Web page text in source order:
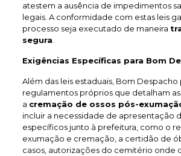
atestem a ausência de impedimentos
legais. A conformidade com estas leis
processo seja executado de maneira
segura
Exigências Específicas para Bom
Além das leis estaduais, Bom Despacho
regulamentos próprios que detalham
a cremação de ossos pós-
incluir a necessidade de apresentação
específicos junto à prefeitura, como o
exumação e cremação, a certidão de
casos, autorizações do cemitério onde